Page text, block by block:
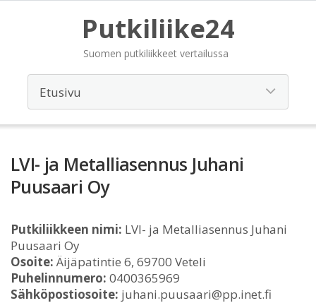
Putkiliike24
Suomen putkiliikkeet vertailussa
LVI- ja Metalliasennus Juhani
Puusaari Oy
Putkiliikkeen nimi: LVI- ja Metalliasennus Juhani
Puusaari Oy
Osoite: Äijäpatintie 6, 69700 Veteli
Puhelinnumero: 0400365969
Sähköpostiosoite: juhani.puusaari@pp.inet.fi